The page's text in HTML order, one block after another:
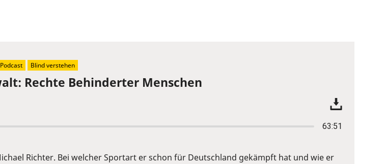
Rechte Behinderter Menschen
63:51
Richter. Bei welcher Sportart er schon für Deutschland gekämpft hat und wie er
Podcast Blind verstehen